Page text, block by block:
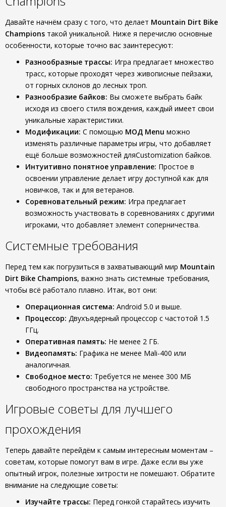
Давайте начнём сразу с того, что делает Mountain Dirt Bike
Champions такой уникальной. Ниже я перечислю основные
особенности, которые точно вас заинтересуют:
Разнообразные трассы: Игра предлагает множество
трасс, которые проходят через живописные пейзажи,
от горных склонов до лесных троп.
Разнообразие байков: Вы сможете выбрать байк
исходя из своего стиля вождения, каждый имеет свои
уникальные характеристики.
Модификации: С помощью МОД Menu можно
изменять различные параметры игры, что добавляет
ещё больше возможностей дляCustomization байков.
Интуитивно понятное управление: Простое в
освоении управление делает игру доступной как для
новичков, так и для ветеранов.
Соревновательный режим: Игра предлагает
возможность участвовать в соревнованиях с другими
игроками, что добавляет элемент соперничества.
Системные требования
Перед тем как погрузиться в захватывающий мир Mountain
Dirt Bike Champions, важно знать системные требования,
чтобы всё работало плавно. Итак, вот они:
Операционная система: Android 5.0 и выше.
Процессор: Двухъядерный процессор с частотой 1.5
ГГц.
Оперативная память: Не менее 2 ГБ.
Видеопамять: Графика не менее Mali-400 или
аналогичная.
Свободное место: Требуется не менее 300 МБ
свободного пространства на устройстве.
Игровые советы для лучшего
прохождения
Теперь давайте перейдём к самым интересным моментам –
советам, которые помогут вам в игре. Даже если вы уже
опытный игрок, полезные хитрости не помешают. Обратите
внимание на следующие советы:
Изучайте трассы: Перед гонкой старайтесь изучить